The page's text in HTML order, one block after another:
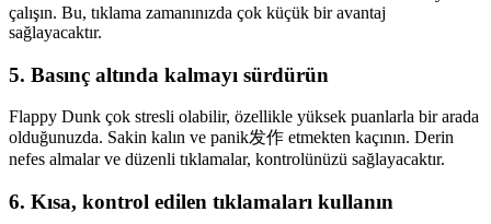
çalışın. Bu, tıklama zamanınızda çok küçük bir avantaj
sağlayacaktır.
5. Basınç altında kalmayı sürdürün
Flappy Dunk çok stresli olabilir, özellikle yüksek puanlarla bir arada
olduğunuzda. Sakin kalın ve panik发作 etmekten kaçının. Derin
nefes almalar ve düzenli tıklamalar, kontrolünüzü sağlayacaktır.
6. Kısa, kontrol edilen tıklamaları kullanın